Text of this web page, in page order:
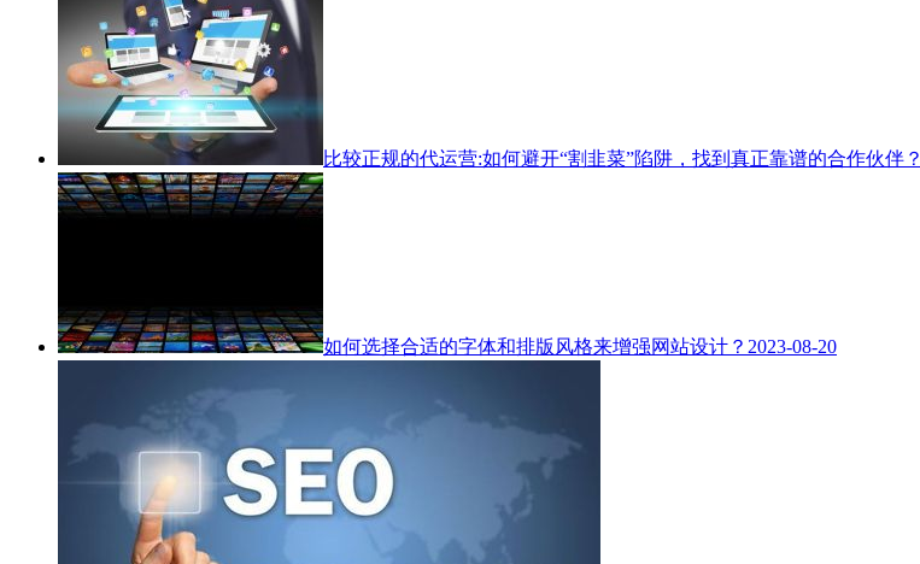
比较正规的代运营:如何避开“割韭菜”陷阱，找到真正靠谱的合作伙伴？
如何选择合适的字体和排版风格来增强网站设计？ 2023-08-20